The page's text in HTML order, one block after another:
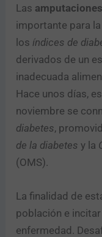
Las
importante para
los índices de
derivados de un
inadecuada
Hace unos días,
noviembre se
diabetes,
de la diabetes y la
(OMS).
La finalidad de
población e
enfermedad.